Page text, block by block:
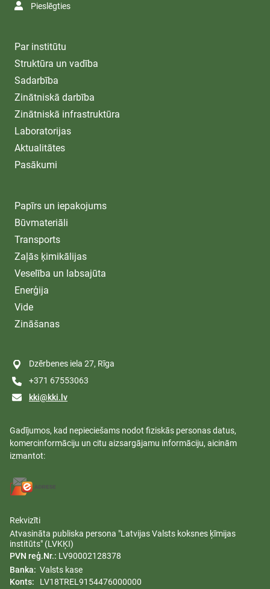
Pieslēgties
Par institūtu
Struktūra un vadība
Sadarbība
Zinātniskā darbība
Zinātniskā infrastruktūra
Laboratorijas
Aktualitātes
Pasākumi
Papīrs un iepakojums
Būvmateriāli
Transports
Zaļās ķimikālijas
Veselība un labsajūta
Enerģija
Vide
Zināšanas
Dzērbenes iela 27, Rīga
+371 67553063
kki@kki.lv
Gadījumos, kad nepieciešams nodot fiziskās personas datus,
komercinformāciju un citu aizsargājamu informāciju, aicinām
izmantot:
Rekvizīti
Atvasināta publiska persona "Latvijas Valsts koksnes ķīmijas
institūts" (LVKĶI)
PVN reģ.Nr.: LV90002128378
Banka: Valsts kase
Konts:
LV18TREL9154476000000